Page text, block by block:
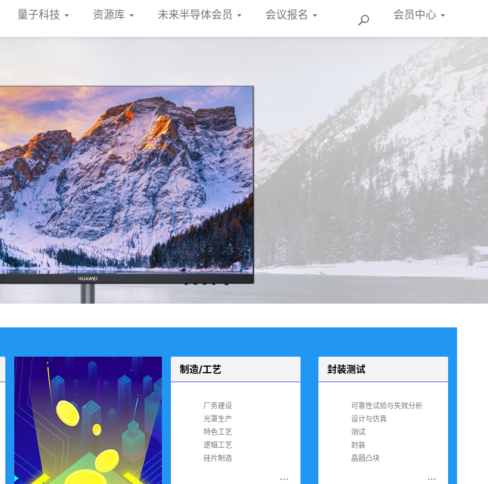
量子科技 资源库 未来半导体会员 会议报名 会员中心
制造/工艺
厂务建设
光罩生产
特色工艺
逻辑工艺
硅片制造
...
封装测试
可靠性试验与失效分析
设计与仿真
测试
封装
晶圆凸块
...